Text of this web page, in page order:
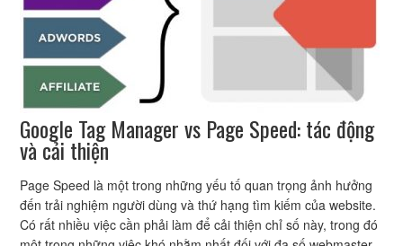
Google Tag Manager vs Page Speed: tác động
và cải thiện
Page Speed là một trong những yếu tố quan trọng ảnh hưởng
đến trải nghiệm người dùng và thứ hạng tìm kiếm của website.
Có rất nhiều việc cần phải làm để cải thiện chỉ số này, trong đó